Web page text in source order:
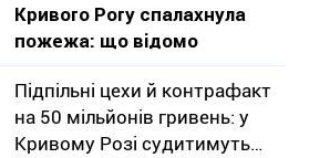
Кривого Рогу спалахнула
пожежа: що відомо
Підпільні цехи й контрафакт
на 50 мільйонів гривень: у
Кривому Розі судитимуть